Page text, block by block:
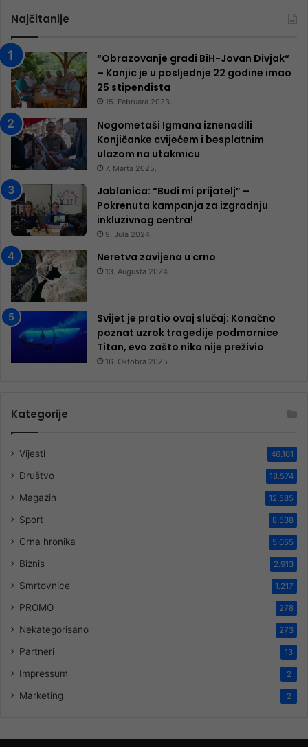
Najčitanije
“Obrazovanje gradi BiH-Jovan Divjak“
– Konjic je u posljednje 22 godine imao
25 ​​stipendista
15. Februara 2023.
Nogometaši Igmana iznenadili
Konjičanke cvijećem i besplatnim
ulazom na utakmicu
7. Marta 2025.
Jablanica: “Budi mi prijatelj” –
Pokrenuta kampanja za izgradnju
inkluzivnog centra!
9. Jula 2024.
Neretva zavijena u crno
13. Augusta 2024.
Svijet je pratio ovaj slučaj: Konačno
poznat uzrok tragedije podmornice
Titan, evo zašto niko nije preživio
16. Oktobra 2025.
Kategorije
Vijesti 46.101
Društvo 18.574
Magazin 12.585
Sport 8.538
Crna hronika 5.055
Biznis 2.913
Smrtovnice 1.217
PROMO 278
Nekategorisano 273
Partneri 13
Impressum 2
Marketing 2